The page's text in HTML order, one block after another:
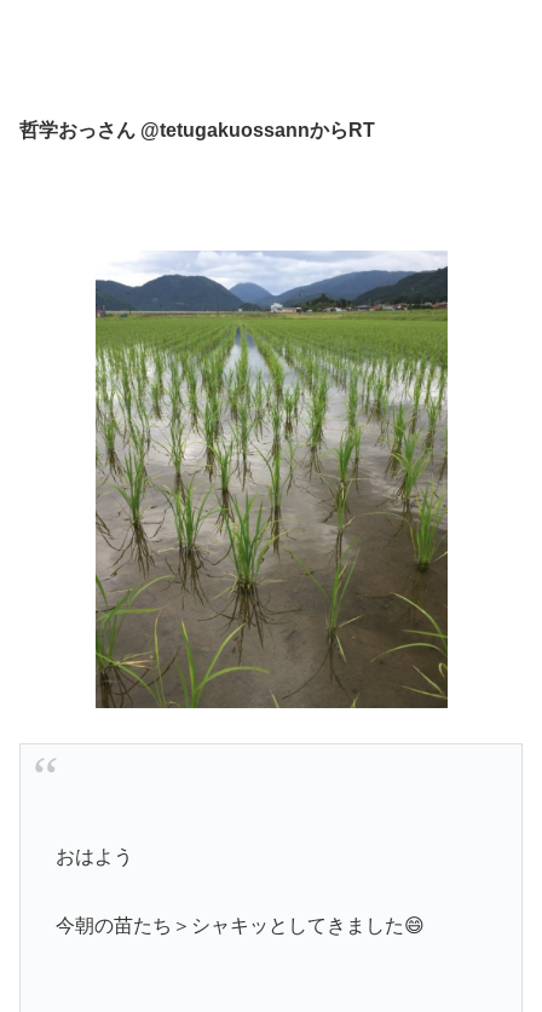
哲学おっさん‏ @tetugakuossannからRT
おはよう
今朝の苗たち＞シャキッとしてきました😄